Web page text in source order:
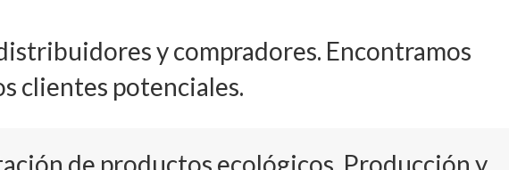
y compradores. Encontramos
clientes potenciales.
de productos ecológicos. Producción y